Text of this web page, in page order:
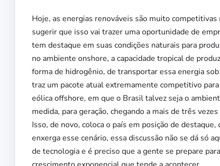
Hoje, as energias renováveis são muito
sugerir que isso vai trazer uma oportunidade de
tem destaque em suas condições naturais para
no ambiente onshore, a capacidade tropical de
forma de hidrogênio, de transportar essa energia
traz um pacote atual extremamente competitivo
eólica offshore, em que o Brasil talvez seja o
medida, para geração, chegando a mais de três
Isso, de novo, coloca o país em posição de
enxerga esse cenário, essa discussão não se dá só
de tecnologia e é preciso que a gente se prepare